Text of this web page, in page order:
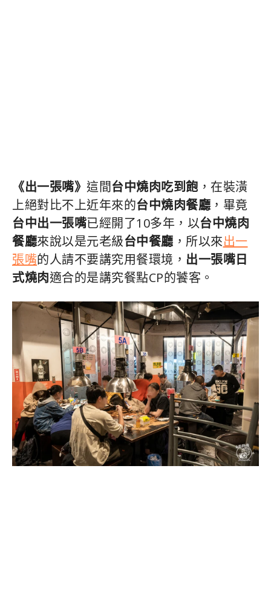
《出一張嘴》 這間台中燒肉吃到飽 ，在裝潢
上絕對比不上近年來的台中燒肉餐廳 ，畢竟
台中出一張嘴已經開了10多年，以台中燒肉
餐廳來說以是元老級台中餐廳 ，所以來出一
張嘴的人請不要講究用餐環境， 出一張嘴日
式燒肉適合的是講究餐點CP的饕客。